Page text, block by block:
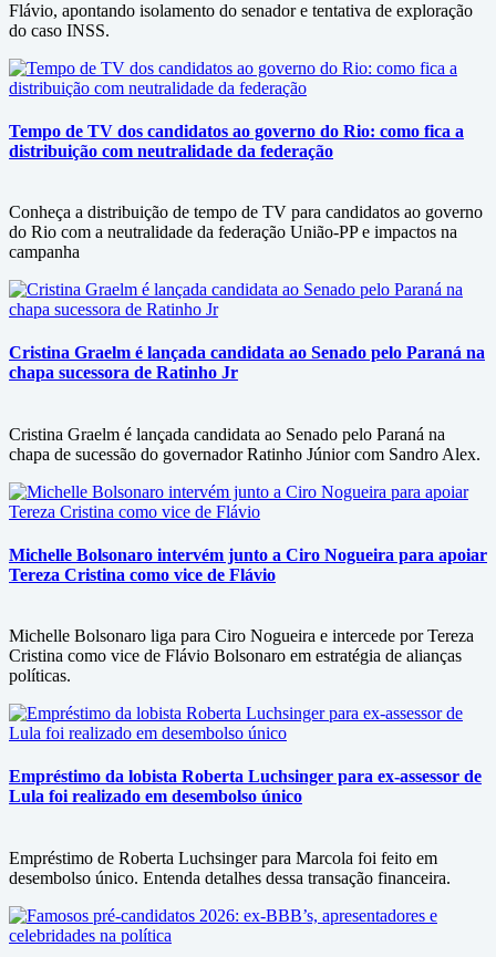
Flávio, apontando isolamento do senador e tentativa de exploração
do caso INSS.
Tempo de TV dos candidatos ao governo do Rio: como fica a
distribuição com neutralidade da federação
Conheça a distribuição de tempo de TV para candidatos ao governo
do Rio com a neutralidade da federação União-PP e impactos na
campanha
Cristina Graelm é lançada candidata ao Senado pelo Paraná na
chapa sucessora de Ratinho Jr
Cristina Graelm é lançada candidata ao Senado pelo Paraná na
chapa de sucessão do governador Ratinho Júnior com Sandro Alex.
Michelle Bolsonaro intervém junto a Ciro Nogueira para apoiar
Tereza Cristina como vice de Flávio
Michelle Bolsonaro liga para Ciro Nogueira e intercede por Tereza
Cristina como vice de Flávio Bolsonaro em estratégia de alianças
políticas.
Empréstimo da lobista Roberta Luchsinger para ex-assessor de
Lula foi realizado em desembolso único
Empréstimo de Roberta Luchsinger para Marcola foi feito em
desembolso único. Entenda detalhes dessa transação financeira.